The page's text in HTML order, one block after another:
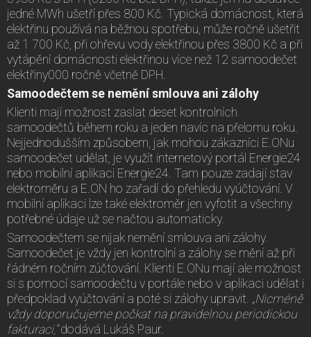
jedné MWh ušetří přes 800 Kč. Typická domácnost, která
elektřinu používá na běžnou spotřebu, může ročně ušetřit
až 1 700 Kč, při ohřevu vody elektřinou přes 3800 Kč a při
vytápění domácnosti elektřinou více než 12 samoodečet
elektřiny000 ročně včetně DPH.
Samoodečtem se nemění smlouva ani zálohy
Klienti mají možnost zaslat deset kontrolních
samoodečtů během roku a jeden navíc na přelomu roku.
Nejjednodušším způsobem, jak mohou zákazníci E.ONu
samoodečet udělat, je využít internetový portál Energie24
nebo mobilní aplikaci Energie24. Tam pouze zadají stav
elektroměru a E.ON ho zařadí do přehledu vyúčtování. V
mobilní aplikaci lze také elektroměr jen vyfotit a všechny
potřebné údaje už se načtou automaticky.
Samoodečtem se nijak nemění smlouva ani zálohy.
Samoodečet je vždy jen kontrolní a zálohy se mění až při
řádném ročním zúčtování. Klienti E.ONu mají ale možnost
si s pomocí samoodečtu v portále nebo v aplikaci udělat i
předpoklad vyúčtování a poté si zálohy upravit. „Nicméně
vždy doporučujeme počkat na pravidelnou periodickou
fakturaci,“dodává Lukáš Paur.